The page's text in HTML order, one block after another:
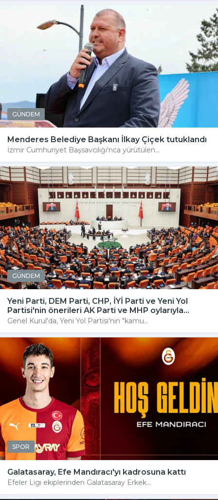
GÜNDEM
Menderes Belediye Başkanı İlkay Çiçek tutuklandı
İzmir Cumhuriyet Başsavcılığı'nca yürütülen...
GÜNDEM
Yeni Parti, DEM Parti, CHP, İYİ Parti ve Yeni Yol
Partisi'nin önerileri AK Parti ve MHP oylarıyla...
Genel Kurul'da, Yeni Yol Partisi'nin "kamu...
SPOR
Galatasaray, Efe Mandıracı'yı kadrosuna kattı
Efeler Ligi ekiplerinden Galatasaray Erkek...